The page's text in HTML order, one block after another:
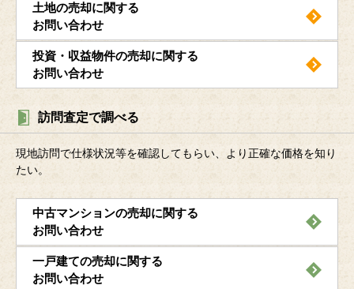
土地の売却に関する
お問い合わせ
投資・収益物件の売却に関する
お問い合わせ
訪問査定で調べる
現地訪問で仕様状況等を確認してもらい、より正確な価格を知り
たい。
中古マンションの売却に関する
お問い合わせ
一戸建ての売却に関する
お問い合わせ